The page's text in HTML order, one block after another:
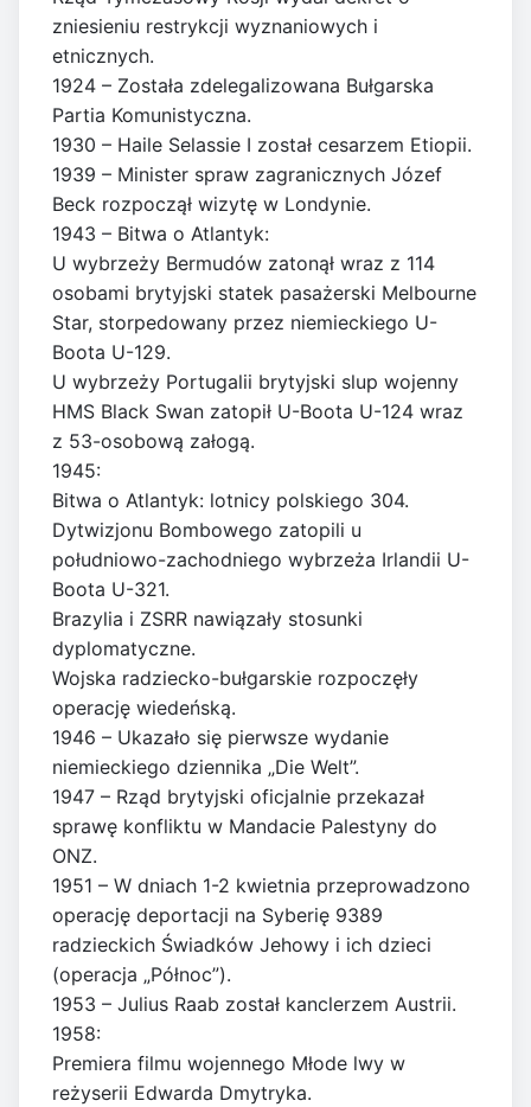
zniesieniu restrykcji wyznaniowych i
etnicznych.
1924 – Została zdelegalizowana Bułgarska
Partia Komunistyczna.
1930 – Haile Selassie I został cesarzem Etiopii.
1939 – Minister spraw zagranicznych Józef
Beck rozpoczął wizytę w Londynie.
1943 – Bitwa o Atlantyk:
U wybrzeży Bermudów zatonął wraz z 114
osobami brytyjski statek pasażerski Melbourne
Star, storpedowany przez niemieckiego U-
Boota U-129.
U wybrzeży Portugalii brytyjski slup wojenny
HMS Black Swan zatopił U-Boota U-124 wraz
z 53-osobową załogą.
1945:
Bitwa o Atlantyk: lotnicy polskiego 304.
Dytwizjonu Bombowego zatopili u
południowo-zachodniego wybrzeża Irlandii U-
Boota U-321.
Brazylia i ZSRR nawiązały stosunki
dyplomatyczne.
Wojska radziecko-bułgarskie rozpoczęły
operację wiedeńską.
1946 – Ukazało się pierwsze wydanie
niemieckiego dziennika „Die Welt”.
1947 – Rząd brytyjski oficjalnie przekazał
sprawę konfliktu w Mandacie Palestyny do
ONZ.
1951 – W dniach 1-2 kwietnia przeprowadzono
operację deportacji na Syberię 9389
radzieckich Świadków Jehowy i ich dzieci
(operacja „Północ”).
1953 – Julius Raab został kanclerzem Austrii.
1958:
Premiera filmu wojennego Młode lwy w
reżyserii Edwarda Dmytryka.